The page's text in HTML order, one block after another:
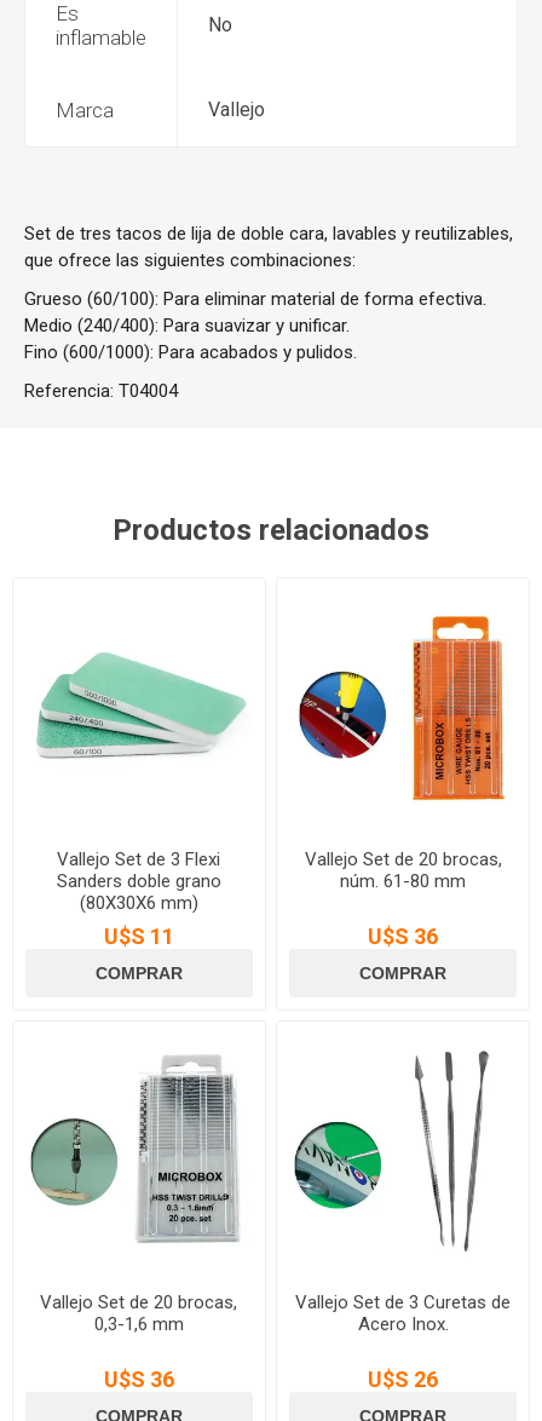
Es
inflamable
No
Marca Vallejo
Set de tres tacos de lija de doble cara, lavables y reutilizables,
que ofrece las siguientes combinaciones:
Grueso (60/100): Para eliminar material de forma efectiva.
Medio (240/400): Para suavizar y unificar.
Fino (600/1000): Para acabados y pulidos.
Referencia: T04004
Productos relacionados
Vallejo Set de 3 Flexi
Sanders doble grano
(80X30X6 mm)
U$S 11
Vallejo Set de 20 brocas,
núm. 61-80 mm
U$S 36
Vallejo Set de 20 brocas,
0,3-1,6 mm
U$S 36
Vallejo Set de 3 Curetas de
Acero Inox.
U$S 26